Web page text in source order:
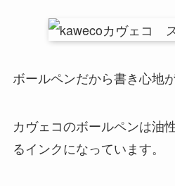
ボールペンだから書き心地
カヴェコのボールペンは油
るインクになっています。